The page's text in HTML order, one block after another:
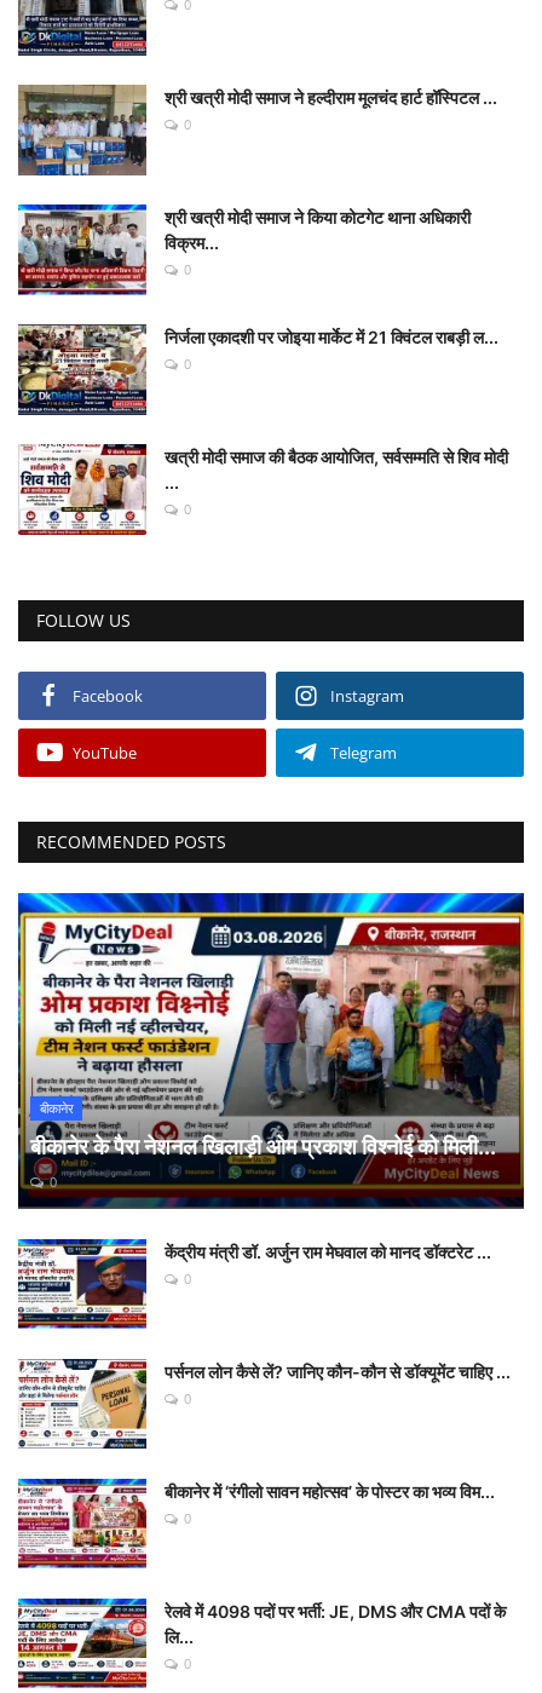
0
श्री खत्री मोदी समाज ने हल्दीराम मूलचंद हार्ट हॉस्पिटल ...
0
श्री खत्री मोदी समाज ने किया कोटगेट थाना अधिकारी
विक्रम...
0
निर्जला एकादशी पर जोइया मार्केट में 21 क्विंटल राबड़ी ल...
0
खत्री मोदी समाज की बैठक आयोजित, सर्वसम्मति से शिव मोदी
...
0
FOLLOW US
Facebook Instagram
YouTube Telegram
RECOMMENDED POSTS
बीकानेर
बीकानेर के पैरा नेशनल खिलाड़ी ओम प्रकाश विश्नोई को मिली...
0
केंद्रीय मंत्री डॉ. अर्जुन राम मेघवाल को मानद डॉक्टरेट ...
0
पर्सनल लोन कैसे लें? जानिए कौन-कौन से डॉक्यूमेंट चाहिए ...
0
बीकानेर में ‘रंगीलो सावन महोत्सव’ के पोस्टर का भव्य विम...
0
रेलवे में 4098 पदों पर भर्ती: JE, DMS और CMA पदों के
लि...
0